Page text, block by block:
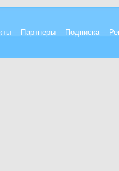
Партнеры Подписка